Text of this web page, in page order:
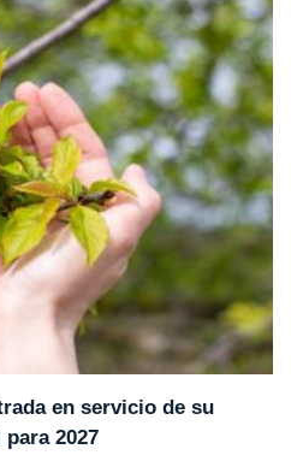
en servicio de su
2027